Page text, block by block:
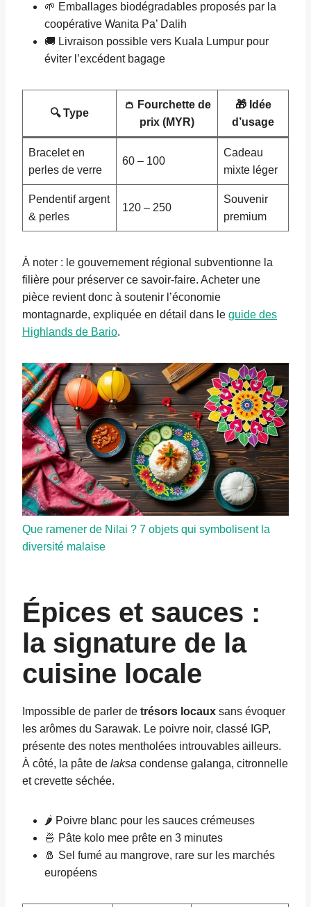
🌱 Emballages biodégradables proposés par la
coopérative Wanita Pa’ Dalih
🚚 Livraison possible vers Kuala Lumpur pour
éviter l’excédent bagage
🔍 Type
👛 Fourchette de
prix (MYR)
🎁 Idée
d’usage
Bracelet en
perles de verre
60 – 100
Cadeau
mixte léger
Pendentif argent
& perles
120 – 250
Souvenir
premium
À noter : le gouvernement régional subventionne la
filière pour préserver ce savoir-faire. Acheter une
pièce revient donc à soutenir l’économie
montagnarde, expliquée en détail dans le guide des
Highlands de Bario.
Que ramener de Nilai ? 7 objets qui symbolisent la
diversité malaise
Épices et sauces :
la signature de la
cuisine locale
Impossible de parler de trésors locaux sans évoquer
les arômes du Sarawak. Le poivre noir, classé IGP,
présente des notes mentholées introuvables ailleurs.
À côté, la pâte de laksa condense galanga, citronnelle
et crevette séchée.
🌶️ Poivre blanc pour les sauces crémeuses
🍜 Pâte kolo mee prête en 3 minutes
🧂 Sel fumé au mangrove, rare sur les marchés
européens